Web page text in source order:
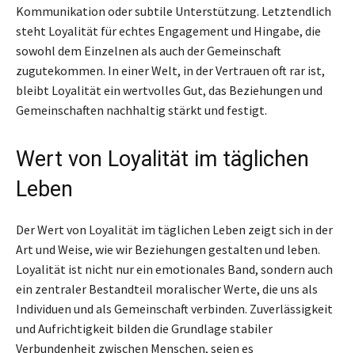
Kommunikation oder subtile Unterstützung. Letztendlich
steht Loyalität für echtes Engagement und Hingabe, die
sowohl dem Einzelnen als auch der Gemeinschaft
zugutekommen. In einer Welt, in der Vertrauen oft rar ist,
bleibt Loyalität ein wertvolles Gut, das Beziehungen und
Gemeinschaften nachhaltig stärkt und festigt.
Wert von Loyalität im täglichen
Leben
Der Wert von Loyalität im täglichen Leben zeigt sich in der
Art und Weise, wie wir Beziehungen gestalten und leben.
Loyalität ist nicht nur ein emotionales Band, sondern auch
ein zentraler Bestandteil moralischer Werte, die uns als
Individuen und als Gemeinschaft verbinden. Zuverlässigkeit
und Aufrichtigkeit bilden die Grundlage stabiler
Verbundenheit zwischen Menschen, seien es